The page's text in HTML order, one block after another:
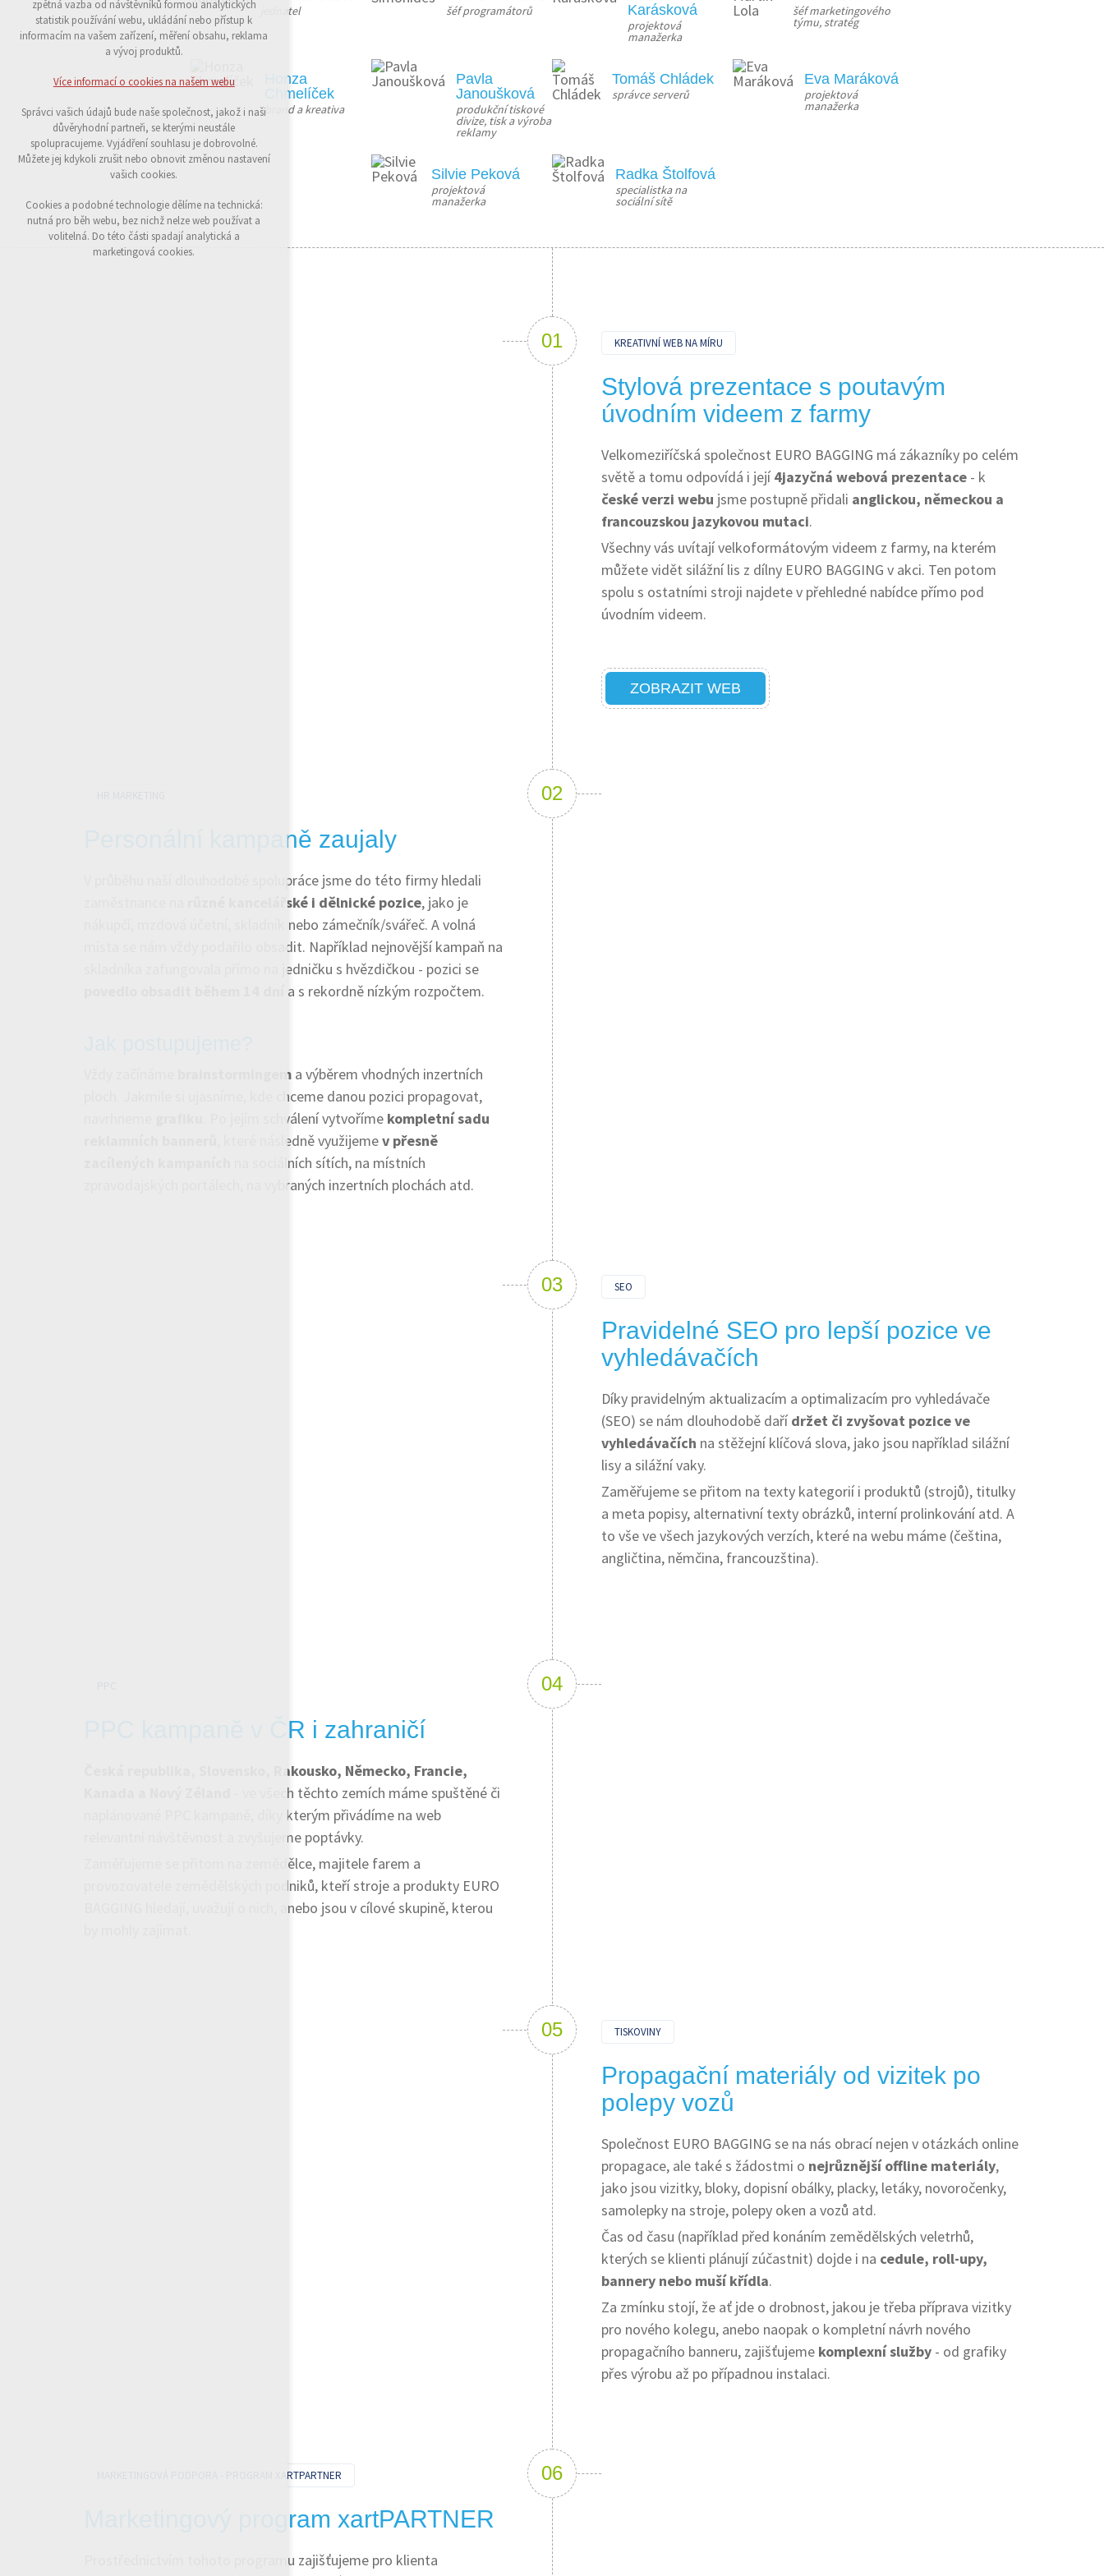
jednatel šéf programátorů
Karásková
projektová
manažerka
šéf marketingového
týmu, stratég
Honza
Chmelíček
brand a kreativa
Pavla
Janoušková
produkční tiskové
divize, tisk a výroba
reklamy
Tomáš Chládek
správce serverů
Eva Maráková
projektová
manažerka
Silvie Peková
projektová
manažerka
Radka Štolfová
specialistka na
sociální sítě
KREATIVNÍ WEB NA MÍRU
Stylová prezentace s poutavým
úvodním videem z farmy
Velkomeziříčská společnost EURO BAGGING má zákazníky po celém
světě a tomu odpovídá i její 4jazyčná webová prezentace - k
české verzi webu jsme postupně přidali anglickou, německou a
francouzskou jazykovou mutaci.
Všechny vás uvítají velkoformátovým videem z farmy, na kterém
můžete vidět silážní lis z dílny EURO BAGGING v akci. Ten potom
spolu s ostatními stroji najdete v přehledné nabídce přímo pod
úvodním videem.
ZOBRAZIT WEB
Personální kampaně zaujaly
V průběhu naší dlouhodobé spolupráce jsme do této firmy hledali
různé kancelářské i dělnické pozice, jako je
nákupčí, mzdová účetní, skladník nebo zámečník/svářeč. A volná
místa se nám vždy podařilo obsadit. Například nejnovější kampaň na
skladníka zafungovala přímo na jedničku s hvězdičkou - pozici se
a s rekordně nízkým rozpočtem.
brainstormingem a výběrem vhodných inzertních
ploch. Jakmile si ujasníme, kde chceme danou pozici propagovat,
. Po jejím schválení vytvoříme kompletní sadu
, které následně využijemev přesně
na sociálních sítích, na místních
zpravodajských portálech, na vybraných inzertních plochách atd.
SEO
Pravidelné SEO pro lepší pozice ve
vyhledávačích
Díky pravidelným aktualizacím a optimalizacím pro vyhledávače
(SEO) se nám dlouhodobě daří držet či zvyšovat pozice ve
vyhledávačích na stěžejní klíčová slova, jako jsou například silážní
lisy a silážní vaky.
Zaměřujeme se přitom na texty kategorií i produktů (strojů), titulky
a meta popisy, alternativní texty obrázků, interní prolinkování atd. A
to vše ve všech jazykových verzích, které na webu máme (čeština,
angličtina, němčina, francouzština).
PPC kampaně v ČR i zahraničí
Česká republika, Slovensko, Rakousko, Německo, Francie,
- ve všech těchto zemích máme spuštěné či
naplánované PPC kampaně, díky kterým přivádíme na web
relevantní návštěvnost a zvyšujeme poptávky.
Zaměřujeme se přitom na zemědělce, majitele farem a
provozovatele zemědělských podniků, kteří stroje a produkty EURO
BAGGING hledají, uvažují o nich, anebo jsou v cílové skupině, kterou
TISKOVINY
Propagační materiály od vizitek po
polepy vozů
Společnost EURO BAGGING se na nás obrací nejen v otázkách online
propagace, ale také s žádostmi o nejrůznější offline materiály,
jako jsou vizitky, bloky, dopisní obálky, placky, letáky, novoročenky,
samolepky na stroje, polepy oken a vozů atd.
Čas od času (například před konáním zemědělských veletrhů,
kterých se klienti plánují zúčastnit) dojde i na cedule, roll-upy,
bannery nebo muší křídla.
Za zmínku stojí, že ať jde o drobnost, jakou je třeba příprava vizitky
pro nového kolegu, anebo naopak o kompletní návrh nového
propagačního banneru, zajišťujeme komplexní služby - od grafiky
přes výrobu až po případnou instalaci.
MARKETINGOVÁ PODPORA - PROGRAM XARTPARTNER
Marketingový program xartPARTNER
Prostřednictvím tohoto programu zajišťujeme pro klienta
udržení kontextu stránek (session): případná
přihlášení, volby jazyka, apod.
Volitelná cookies
analytická pro anonymizované vyhodnocení
návštěvnosti
marketingová cookies (Google)
Více informací o cookies na našem webu
Odmítnout vše
zpětná vazba od návštěvníků formou analytických
statistik používání webu, ukládání nebo přístup k
informacím na vašem zařízení, měření obsahu, reklama
a vývoj produktů.
Více informací o cookies na našem webu
Správci vašich údajů bude naše společnost, jakož i naši
důvěryhodní partneři, se kterými neustále
spolupracujeme. Vyjádření souhlasu je dobrovolné.
Můžete jej kdykoli zrušit nebo obnovit změnou nastavení
vašich cookies.
Cookies a podobné technologie dělíme na technická:
nutná pro běh webu, bez nichž nelze web používat a
volitelná. Do této části spadají analytická a
marketingová cookies.